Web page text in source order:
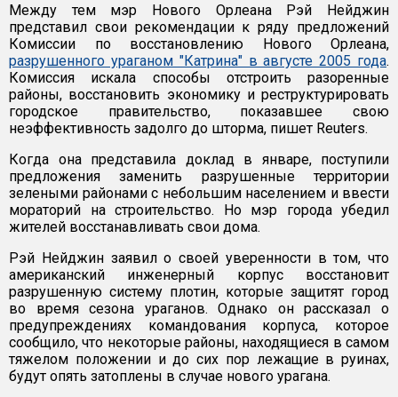
Между тем мэр Нового Орлеана Рэй Нейджин
представил свои рекомендации к ряду предложений
Комиссии по восстановлению Нового Орлеана,
разрушенного ураганом "Катрина" в августе 2005 года.
Комиссия искала способы отстроить разоренные
районы, восстановить экономику и реструктурировать
городское правительство, показавшее свою
неэффективность задолго до шторма, пишет Reuters.
Когда она представила доклад в январе, поступили
предложения заменить разрушенные территории
зелеными районами с небольшим населением и ввести
мораторий на строительство. Но мэр города убедил
жителей восстанавливать свои дома.
Рэй Нейджин заявил о своей уверенности в том, что
американский инженерный корпус восстановит
разрушенную систему плотин, которые защитят город
во время сезона ураганов. Однако он рассказал о
предупреждениях командования корпуса, которое
сообщило, что некоторые районы, находящиеся в самом
тяжелом положении и до сих пор лежащие в руинах,
будут опять затоплены в случае нового урагана.